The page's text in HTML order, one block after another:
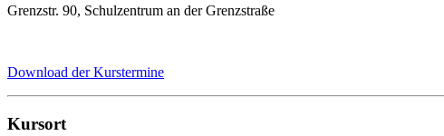
Grenzstr. 90, Schulzentrum an der Grenzstraße
Download der Kurstermine
Kursort